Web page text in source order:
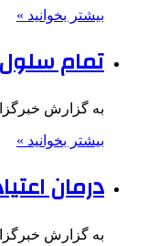
بیشتر بخوانید »
تمام
به گزارش
بیشتر بخوانید »
درمان
به گزارش